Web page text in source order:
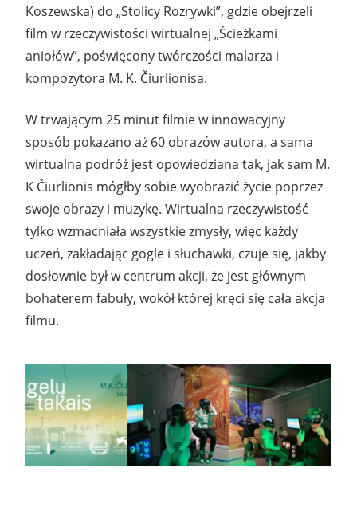
Koszewska) do „Stolicy Rozrywki”, gdzie obejrzeli
film w rzeczywistości wirtualnej „Ścieżkami
aniołów”, poświęcony twórczości malarza i
kompozytora M. K. Čiurlionisa.
W trwającym 25 minut filmie w innowacyjny
sposób pokazano aż 60 obrazów autora, a sama
wirtualna podróż jest opowiedziana tak, jak sam M.
K Čiurlionis mógłby sobie wyobrazić życie poprzez
swoje obrazy i muzykę. Wirtualna rzeczywistość
tylko wzmacniała wszystkie zmysły, więc każdy
uczeń, zakładając gogle i słuchawki, czuje się, jakby
dosłownie był w centrum akcji, że jest głównym
bohaterem fabuły, wokół której kręci się cała akcja
filmu.